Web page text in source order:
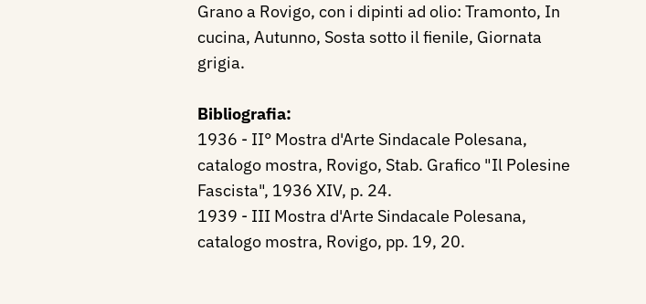
Grano a Rovigo, con i dipinti ad olio: Tramonto, In
cucina, Autunno, Sosta sotto il fienile, Giornata
grigia.
Bibliografia:
1936 - II° Mostra d'Arte Sindacale Polesana,
catalogo mostra, Rovigo, Stab. Grafico "Il Polesine
Fascista", 1936 XIV, p. 24.
1939 - III Mostra d'Arte Sindacale Polesana,
catalogo mostra, Rovigo, pp. 19, 20.